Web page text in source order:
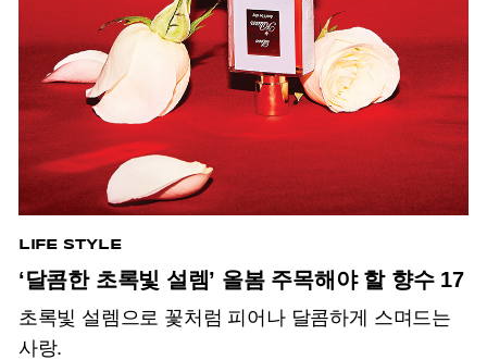
LIFE STYLE
‘달콤한 초록빛 설렘’ 올봄 주목해야 할 향수 17
초록빛 설렘으로 꽃처럼 피어나 달콤하게 스며드는
사랑.